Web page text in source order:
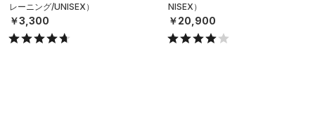
レーニング/UNISEX）
￥3,300
NISEX）
￥20,900